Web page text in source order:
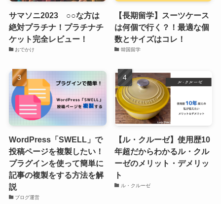
サマソニ2023 ○○な方は
絶対プラチナ！プラチナチ
ケット完全レビュー！
おでかけ
【長期留学】スーツケース
は何個で行く？！最適な個
数とサイズはコレ！
韓国留学
WordPress「SWELL」で
投稿ページを複製したい！
プラグインを使って簡単に
記事の複製をする方法を解
説
ブログ運営
【ル・クルーゼ】使用歴10
年超だからわかるル・クル
ーゼのメリット・デメリッ
ト
ル・クルーゼ